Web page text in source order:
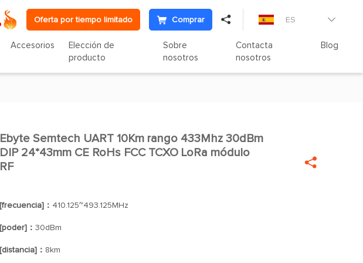
Oferta por tiempo limitado Comprar  ES 
Accesorios
Elección de
producto
Sobre
nosotros
Contacta
nosotros
Blog

Ebyte Semtech UART 10Km rango 433Mhz 30dBm
DIP 24*43mm CE RoHs FCC TCXO LoRa módulo
RF

[frecuencia]： 410.125~493.125MHz
[poder]： 30dBm
[distancia]： 8km